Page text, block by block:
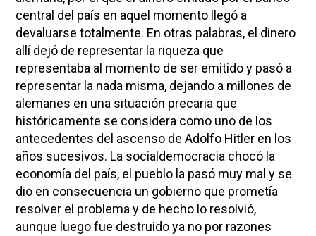
central del país en aquel momento llegó a
devaluarse totalmente. En otras palabras, el dinero
allí dejó de representar la riqueza que
representaba al momento de ser emitido y pasó a
representar la nada misma, dejando a millones de
alemanes en una situación precaria que
históricamente se considera como uno de los
antecedentes del ascenso de Adolfo Hitler en los
años sucesivos. La socialdemocracia chocó la
economía del país, el pueblo la pasó muy mal y se
dio en consecuencia un gobierno que prometía
resolver el problema y de hecho lo resolvió,
aunque luego fue destruido ya no por razones